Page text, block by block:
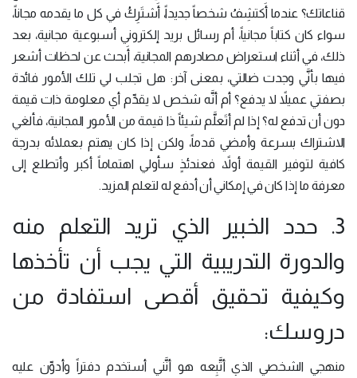
قناعاتك؟ عندما أَكتشِفُ شخصاً جديداً، أَشتَرِكُ في كل ما يقدمه مجاناً،
سواء كان كتاباً مجانياً، أم رسائل بريد إلكتروني أسبوعية مجانية، بعد
ذلك، في أثناء استعراض مصادرهم المجانية، أَبحث عن لحظات أشعر
فيها بأنَّي وجدت ضالتي، بمعنى آخر: هل تجلب لي تلك الأمور فائدة
بصفتي عميلاً لا يدفع؟ أم أنَّه شخص لا يقدِّم أي معلومة ذات قيمة
دون أن تدفع له؟ إذا لم أتَعلَّم شيئاً ذا قيمة من الأمور المجانية، فألغي
الاشتراك بسرعة وأمضي قدماً، ولكن إذا كان يهتم بعملائه بدرجة
كافية لتوفير القيمة أولاً، فعندئذٍ سأولي اهتماماً أكبر وأتطلع إلى
معرفة ما إذا كان في إمكاني أن أدفع له لتعلم المزيد.
3. حدد الخبير الذي تريد التعلم منه
والدورة التدريبية التي يجب أن تأخذها
وكيفية تحقيق أقصى استفادة من
دروسك:
منهجي الشخصي الذي أتَّبِعه هو أنَّني أستخدم دفتراً وأدوِّن عليه